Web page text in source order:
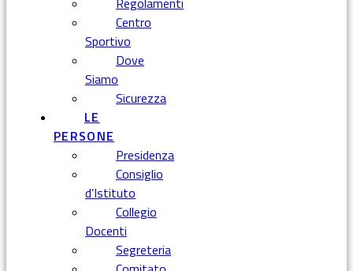
Centro
Sportivo
Dove
Siamo
Sicurezza
LE
PERSONE
Presidenza
Consiglio
d’Istituto
Collegio
Docenti
Segreteria